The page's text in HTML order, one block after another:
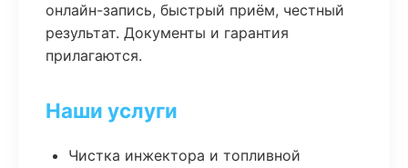
онлайн-запись, быстрый приём, честный
результат. Документы и гарантия
прилагаются.
Наши услуги
Чистка инжектора и топливной